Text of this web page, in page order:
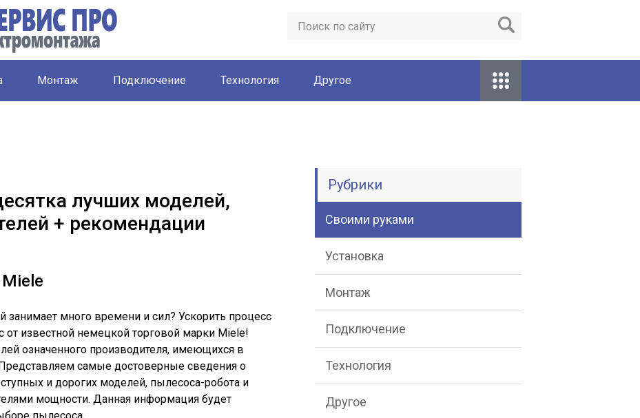
Монтаж Подключение Технология Другое
лучших моделей,
+ рекомендации
занимает много времени и сил? Ускорить процесс
известной немецкой торговой марки Miele!
означенного производителя, имеющихся в
самые достоверные сведения о
и дорогих моделей, пылесоса-робота и
мощности. Данная информация будет
Рубрики
Своими руками
Установка
Монтаж
Подключение
Технология
Другое